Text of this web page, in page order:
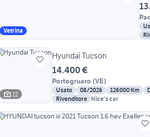
Vetrina
22
Hyundai Tucson
14.400 €
Portogruaro (VE)
Usato 08/2026 126000 Km
Rivenditore Nice's car